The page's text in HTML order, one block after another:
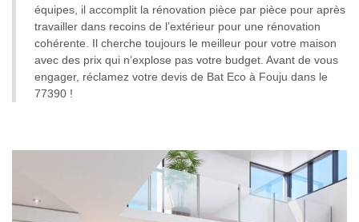
équipes, il accomplit la rénovation pièce par pièce pour après
travailler dans recoins de l’extérieur pour une rénovation
cohérente. Il cherche toujours le meilleur pour votre maison
avec des prix qui n’explose pas votre budget. Avant de vous
engager, réclamez votre devis de Bat Eco à Fouju dans le
77390 !